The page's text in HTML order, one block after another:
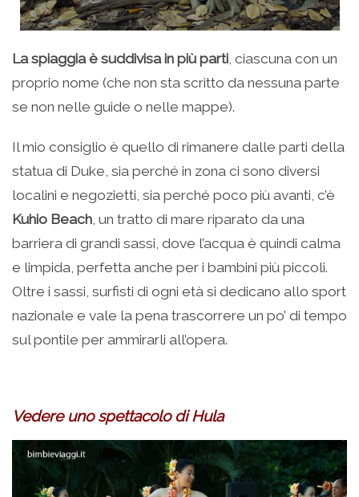
La spiaggia è suddivisa in più parti , ciascuna con un
proprio nome (che non sta scritto da nessuna parte
se non nelle guide o nelle mappe).
Il mio consiglio è quello di rimanere dalle parti della
statua di Duke, sia perché in zona ci sono diversi
localini e negozietti, sia perché poco più avanti, c’è
Kuhio Beach , un tratto di mare riparato da una
barriera di grandi sassi, dove l’acqua è quindi calma
e limpida, perfetta anche per i bambini più piccoli.
Oltre i sassi, surfisti di ogni età si dedicano allo sport
nazionale e vale la pena trascorrere un po’ di tempo
sul pontile per ammirarli all’opera.
Vedere uno spettacolo di Hula